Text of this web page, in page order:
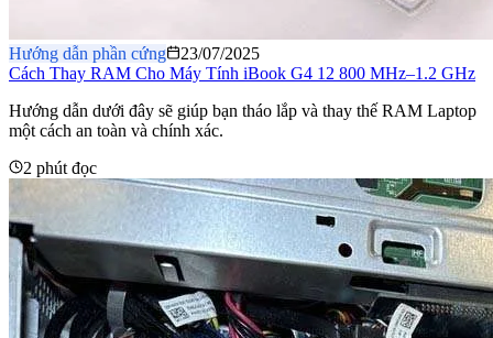
Hướng dẫn phần cứng
23/07/2025
Cách Thay RAM Cho Máy Tính iBook G4 12 800 MHz–1.2 GHz
Hướng dẫn dưới đây sẽ giúp bạn tháo lắp và thay thế RAM Laptop
một cách an toàn và chính xác.
2 phút đọc